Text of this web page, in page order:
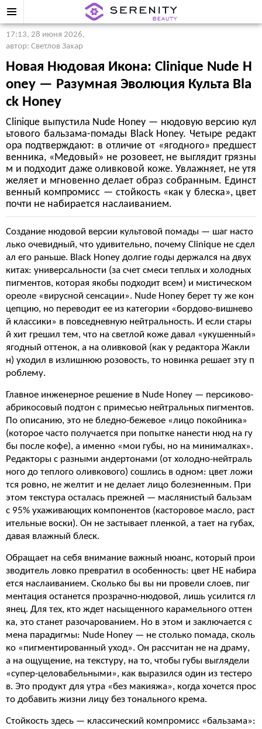
17:13, 28 июня 2026,
автор: Светлов Захар
Новая Нюдовая Икона: Clinique Nude H
oney — Разумная Эволюция Культа Bla
ck Honey
Clinique выпустила Nude Honey — нюдовую версию кул
ьтового бальзама-помады Black Honey. Четыре редакт
ора подтверждают: в отличие от «ягодного» предшест
венника, «Медовый» не розовеет, не выглядит грязны
м и подходит даже оливковой коже. Увлажняет, не утя
желяет и мгновенно делает образ собранным. Единст
венный компромисс — стойкость «как у блеска», цвет
почти не набирается наслаиванием.
Создание нюдовой версии культовой помады — шаг насто
лько очевидный, что удивительно, почему Clinique не сдел
ал его раньше. Black Honey долгие годы держался на двух
китах: универсальности (за счет смеси теплых и холодных
пигментов, которая якобы подходит всем) и мистическом
ореоле «вирусной сенсации». Nude Honey берет ту же кон
цепцию, но переводит ее из категории «бордово-вишнево
й классики» в повседневную нейтральность. И если стары
й хит грешил тем, что на светлой коже давал «укушенный»
ягодный оттенок, а на оливковой (как у редактора Жакли
н) уходил в излишнюю розовость, то новинка решает эту п
роблему.
Главное инженерное решение в Nude Honey — персиково-
абрикосовый подтон с примесью нейтральных пигментов.
По описанию, это не бледно-бежевое «лицо покойника»
(которое часто получается при попытке нанести нюд на гу
бы после кофе), а именно «мои губы, но на минималках».
Редакторы с разными андертонами (от холодно-нейтраль
ного до теплого оливкового) сошлись в одном: цвет ложи
тся ровно, не желтит и не делает лицо болезненным. При
этом текстура осталась прежней — маслянистый бальзам
с 95% ухаживающих компонентов (касторовое масло, раст
ительные воски). Он не застывает пленкой, а тает на губах,
давая влажный блеск.
Обращает на себя внимание важный нюанс, который прои
зводитель ловко превратил в особенность: цвет НЕ набира
ется наслаиванием. Сколько бы вы ни провели слоев, пиг
ментация останется прозрачно-нюдовой, лишь усилится гл
янец. Для тех, кто ждет насыщенного карамельного оттен
ка, это станет разочарованием. Но в этом и заключается с
мена парадигмы: Nude Honey — не столько помада, сколь
ко «пигментированный уход». Он рассчитан не на драму,
а на ощущение, на текстуру, на то, чтобы губы выглядели
«супер-целовабельными», как выразился один из тестеро
в. Это продукт для утра «без макияжа», когда хочется прос
то добавить жизни лицу без тонального крема.
Стойкость здесь — классический компромисс «бальзама»: